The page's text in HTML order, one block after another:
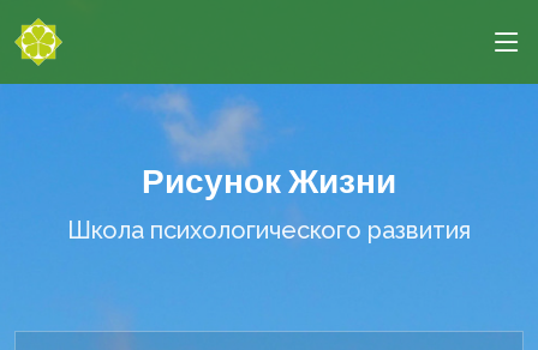
Рисунок Жизни
Школа психологического развития